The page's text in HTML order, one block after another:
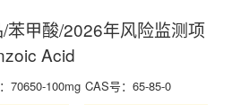
苯甲酸/2026年风险监测项
Acid
70650-100mg CAS号： 65-85-0